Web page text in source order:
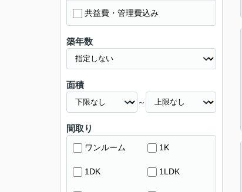
共益費・管理費込み
築年数
面積
～
間取り
ワンルーム 1K
1DK 1LDK